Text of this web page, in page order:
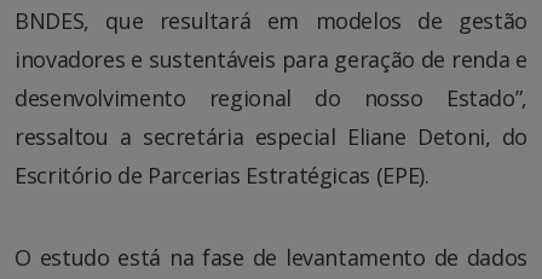
BNDES, que resultará em modelos de gestão
inovadores e sustentáveis para geração de renda e
desenvolvimento regional do nosso Estado”,
ressaltou a secretária especial Eliane Detoni, do
Escritório de Parcerias Estratégicas (EPE).
O estudo está na fase de levantamento de dados